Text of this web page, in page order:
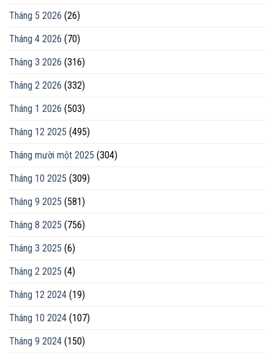
Tháng 5 2026 (26)
Tháng 4 2026 (70)
Tháng 3 2026 (316)
Tháng 2 2026 (332)
Tháng 1 2026 (503)
Tháng 12 2025 (495)
Tháng mười một 2025 (304)
Tháng 10 2025 (309)
Tháng 9 2025 (581)
Tháng 8 2025 (756)
Tháng 3 2025 (6)
Tháng 2 2025 (4)
Tháng 12 2024 (19)
Tháng 10 2024 (107)
Tháng 9 2024 (150)